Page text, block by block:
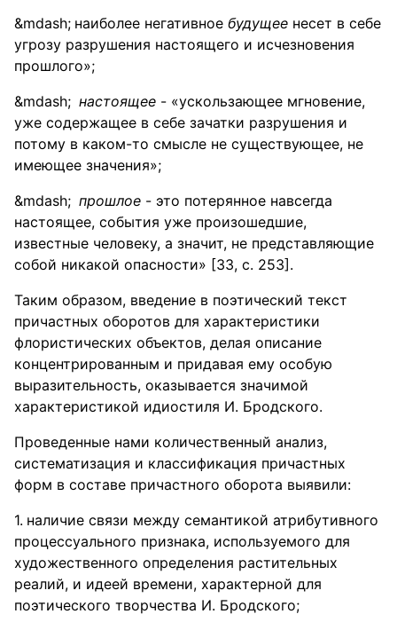
наиболее негативное будущее несет в себе
угрозу разрушения настоящего и исчезновения
прошлого»;
настоящее - «ускользающее мгновение,
уже содержащее в себе зачатки разрушения и
потому в каком-то смысле не существующее, не
имеющее значения»;
прошлое - это потерянное навсегда
настоящее, события уже произошедшие,
известные человеку, а значит, не представляющие
собой никакой опасности» [33, с. 253].
Таким образом, введение в поэтический текст
причастных оборотов для характеристики
флористических объектов, делая описание
концентрированным и придавая ему особую
выразительность, оказывается значимой
характеристикой идиостиля И. Бродского.
Проведенные нами количественный анализ,
систематизация и классификация причастных
форм в составе причастного оборота выявили:
наличие связи между семантикой атрибутивного
процессуального признака, используемого для
художественного определения растительных
реалий, и идеей времени, характерной для
поэтического творчества И. Бродского;